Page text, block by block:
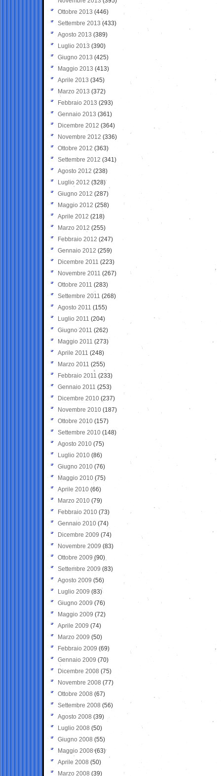
Ottobre 2013 (446)
Settembre 2013 (433)
Agosto 2013 (389)
Luglio 2013 (390)
Giugno 2013 (425)
Maggio 2013 (413)
Aprile 2013 (345)
Marzo 2013 (372)
Febbraio 2013 (293)
Gennaio 2013 (361)
Dicembre 2012 (364)
Novembre 2012 (336)
Ottobre 2012 (363)
Settembre 2012 (341)
Agosto 2012 (238)
Luglio 2012 (328)
Giugno 2012 (287)
Maggio 2012 (258)
Aprile 2012 (218)
Marzo 2012 (255)
Febbraio 2012 (247)
Gennaio 2012 (259)
Dicembre 2011 (223)
Novembre 2011 (267)
Ottobre 2011 (283)
Settembre 2011 (268)
Agosto 2011 (155)
Luglio 2011 (204)
Giugno 2011 (262)
Maggio 2011 (273)
Aprile 2011 (248)
Marzo 2011 (255)
Febbraio 2011 (233)
Gennaio 2011 (253)
Dicembre 2010 (237)
Novembre 2010 (187)
Ottobre 2010 (157)
Settembre 2010 (148)
Agosto 2010 (75)
Luglio 2010 (86)
Giugno 2010 (76)
Maggio 2010 (75)
Aprile 2010 (66)
Marzo 2010 (79)
Febbraio 2010 (73)
Gennaio 2010 (74)
Dicembre 2009 (74)
Novembre 2009 (83)
Ottobre 2009 (90)
Settembre 2009 (83)
Agosto 2009 (56)
Luglio 2009 (83)
Giugno 2009 (76)
Maggio 2009 (72)
Aprile 2009 (74)
Marzo 2009 (50)
Febbraio 2009 (69)
Gennaio 2009 (70)
Dicembre 2008 (75)
Novembre 2008 (77)
Ottobre 2008 (67)
Settembre 2008 (56)
Agosto 2008 (39)
Luglio 2008 (50)
Giugno 2008 (55)
Maggio 2008(63)
Aprile 2008 (50)
Marzo 2008 (39)